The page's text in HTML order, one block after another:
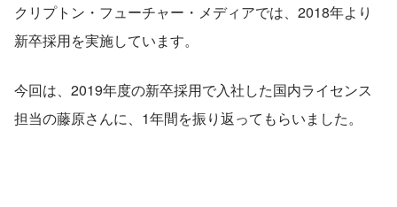
クリプトン・フューチャー・メディアでは、2018年より
新卒採用を実施しています。
今回は、2019年度の新卒採用で入社した国内ライセンス
担当の藤原さんに、1年間を振り返ってもらいました。